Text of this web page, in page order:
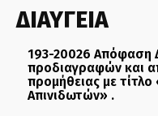
ΔΙΑΥΓΕΙΑ
193-20026 Απόφαση
προδιαγραφών και
προμήθειας με
Απινιδωτών» .